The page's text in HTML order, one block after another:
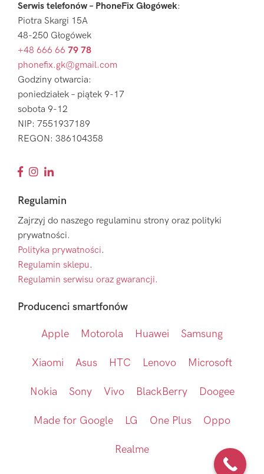
Serwis telefonów – PhoneFix Głogówek:
Piotra Skargi 15A
48-250 Głogówek
+48 666 66 79 78
phonefix.gk@gmail.com
Godziny otwarcia:
poniedziałek – piątek 9-17
sobota 9-12
NIP: 7551937189
REGON: 386104358
Regulamin
Zajrzyj do naszego regulaminu strony oraz polityki
prywatności.
Polityka prywatności.
Regulamin sklepu.
Regulamin serwisu oraz gwarancji.
Producenci smartfonów
Apple Motorola Huawei Samsung
Xiaomi Asus HTC Lenovo Microsoft
Nokia Sony Vivo BlackBerry Doogee
Made for Google LG One Plus Oppo
Realme